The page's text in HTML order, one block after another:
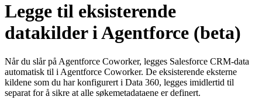
Legge til eksisterende
datakilder i Agentforce (beta)
Når du slår på Agentforce Coworker, legges Salesforce CRM-data
automatisk til i Agentforce Coworker. De eksisterende eksterne
kildene som du har konfigurert i Data 360, legges imidlertid til
separat for å sikre at alle søkemetadataene er definert.